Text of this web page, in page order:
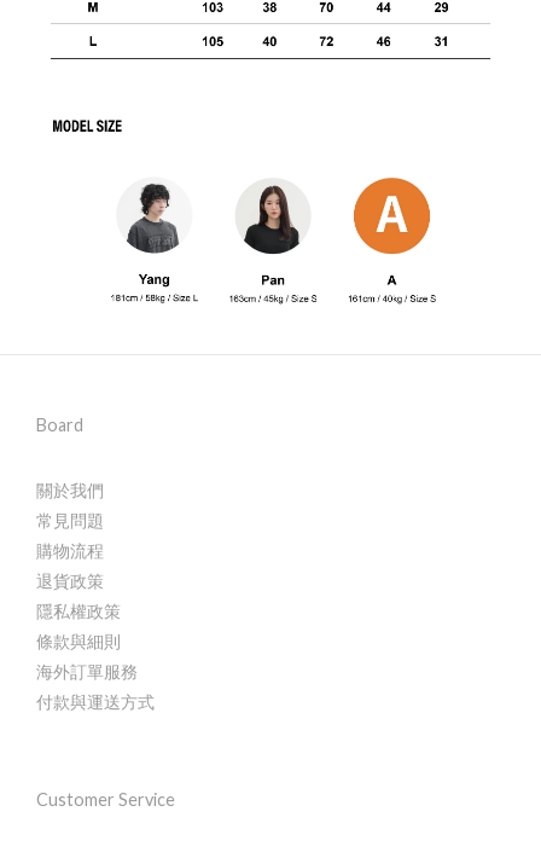
Board
關於我們
常見問題
購物流程
退貨政策
隱私權政策
條款與細則
海外訂單服務
付款與運送方式
Customer Service